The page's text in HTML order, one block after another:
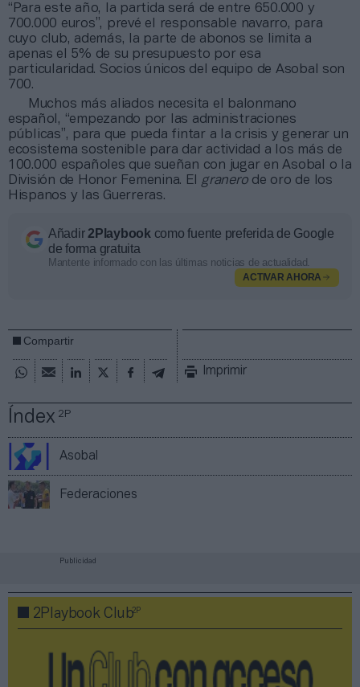
Índex2P
Asobal
Federaciones
“Para este año, la partida será de entre 650.000 y
700.000 euros”, prevé el responsable navarro, para
cuyo club, además, la parte de abonos se limita a
apenas el 5% de su presupuesto por esa
particularidad. Socios únicos del equipo de Asobal son
700.
Muchos más aliados necesita el balonmano
español, “empezando por las administraciones
públicas”, para que pueda fintar a la crisis y generar un
ecosistema sostenible para dar actividad a los más de
100.000 españoles que sueñan con jugar en Asobal o la
División de Honor Femenina. El granerode oro de los
Hispanos y las Guerreras.
Añadir2Playbook como fuente preferida de Google
de forma gratuita
Mantente informado con las últimas noticias de actualidad.
ACTIVAR AHORA
Compartir
Imprimir
Publicidad
2Playbook Club2P